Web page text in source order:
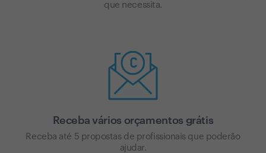
que necessita.
Receba vários orçamentos grátis
Receba até 5 propostas de profissionais que poderão
ajudar.